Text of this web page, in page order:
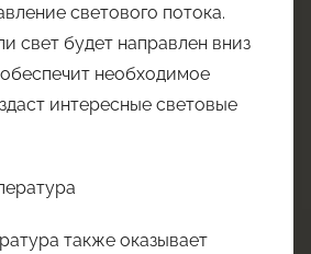
светового потока.
свет будет направлен вниз
необходимое
интересные световые
также оказывает